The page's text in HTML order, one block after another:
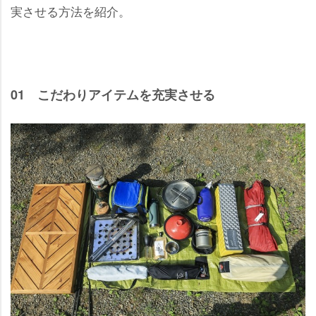
実させる方法を紹介。
01 こだわりアイテムを充実させる